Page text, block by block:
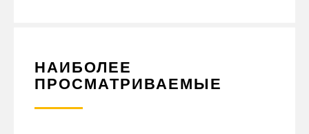
НАИБОЛЕЕ
ПРОСМАТРИВАЕМЫЕ